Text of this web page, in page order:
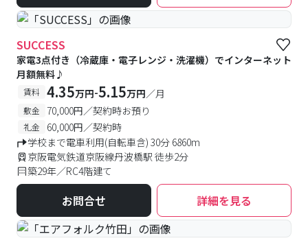
SUCCESS
家電3点付き（冷蔵庫・電子レンジ・洗濯機）でインターネット
月額無料♪
賃料 4.35万円-5.15万円／月
敷金 70,000円／契約時お預り
礼金
60,000円／契約時
学校まで電車利用(自転車含) 30分 6860m
京阪電気鉄道京阪線丹波橋駅 徒歩2分
築29年／RC4階建て
お問合せ 詳細を見る